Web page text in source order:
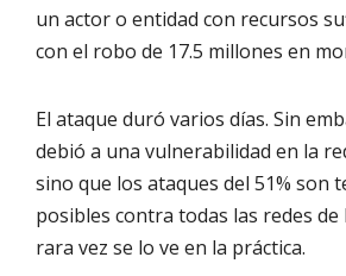
un actor o entidad con recursos
con el robo de 17.5 millones en
El ataque duró varios días. Sin
debió a una vulnerabilidad en la
sino que los ataques del 51% son
posibles contra todas las redes
rara vez se lo ve en la práctica.